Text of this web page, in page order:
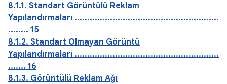
8.1.1. Standart Görüntülü Reklam
Yapılandırmaları .........................................................
........ 15
8.1.2. Standart Olmayan Görüntü
Yapılandırmaları .........................................................
....... 16
8.1.3. Görüntülü Reklam Ağı